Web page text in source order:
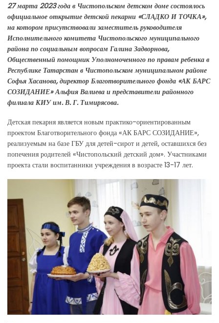
27 марта 2023 года в Чистопольском детском доме состоялось
официальное открытие детской пекарни «СЛАДКО И ТОЧКА»,
на котором присутствовали заместитель руководителя
Исполнительного комитета Чистопольского муниципального
района по социальным вопросам Галина Задворнова,
Общественный помощник Уполномоченного по правам ребенка в
Республике Татарстан в Чистопольском муниципальном районе
Софья Хасанова, директор Благотворительного фонда «АК БАРС
СОЗИДАНИЕ» Альфия Валиева и представители районного
филиала КИУ им. В. Г. Тимирясова.
Детская пекарня является новым практико-ориентированным
проектом Благотворительного фонда «АК БАРС СОЗИДАНИЕ»,
реализуемым на базе ГБУ для детей-сирот и детей, оставшихся без
попечения родителей «Чистопольский детский дом». Участниками
проекта стали воспитанники учреждения в возрасте 13-17 лет.